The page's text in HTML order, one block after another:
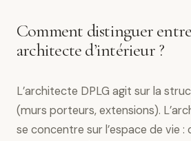
Comment distinguer
architecte d’intérieur ?
L’architecte DPLG agit sur la
(murs porteurs, extensions).
se concentre sur l’espace de vie :